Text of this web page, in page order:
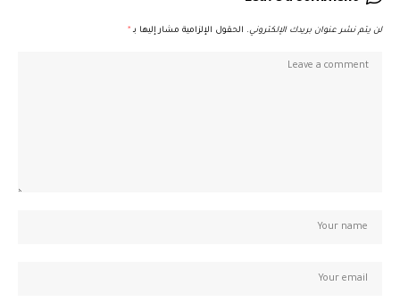
لن يتم نشر عنوان بريدك الإلكتروني. الحقول الإلزامية مشار إليها بـ *